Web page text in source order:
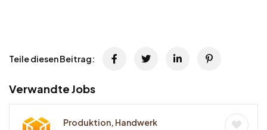
Teile diesen Beitrag:
Verwandte Jobs
Produktion, Handwerk